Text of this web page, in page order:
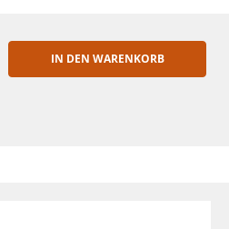
IN DEN WARENKORB